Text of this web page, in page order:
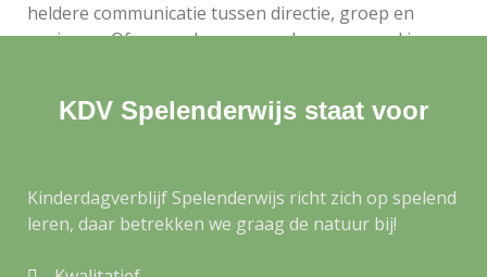
heldere communicatie tussen directie, groep en
gezinnen. Of er sprake was noodopvang werd in
“spelenderwijsjes”, zo was er thuis entertainment en
goodiebag met leuke attenties en bezigheden voor
thuis in deze nare periode.
KDV Spelenderwijs staat voor
Kinderdagverblijf Spelenderwijs richt zich op spelend
leren, daar betrekken we graag de natuur bij!